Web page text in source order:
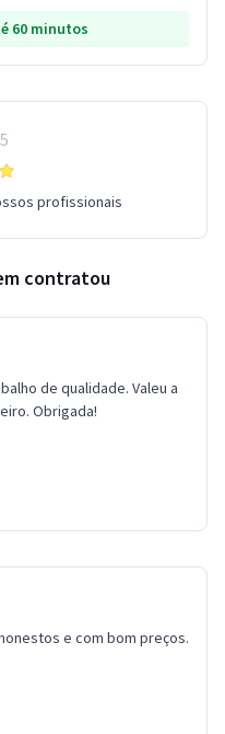
60 minutos
5
profissionais
contratou
de qualidade. Valeu a
Obrigada!
e com bom preços.